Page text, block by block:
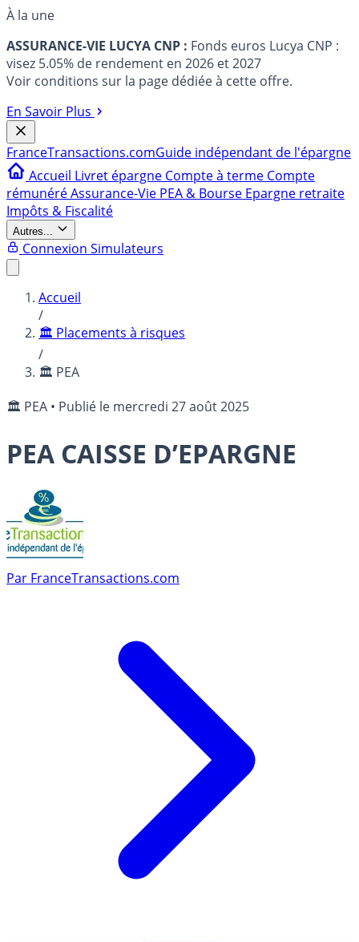
À la une
ASSURANCE-VIE LUCYA CNP : Fonds euros Lucya CNP :
visez 5.05% de rendement en 2026 et 2027
Voir conditions sur la page dédiée à cette offre.
En Savoir Plus
FranceTransactions.comGuide indépendant de l'épargne
Accueil Livret épargne Compte à terme Compte
rémunéréAssurance-Vie PEA & Bourse Epargne retraite
Impôts & Fiscalité
Autres...
Connexion Simulateurs
Accueil
/
🏛️ Placements à risques
/
🏛️ PEA
🏛️ PEA • Publié le mercredi 27 août 2025
PEA CAISSE D’EPARGNE
Par FranceTransactions.com